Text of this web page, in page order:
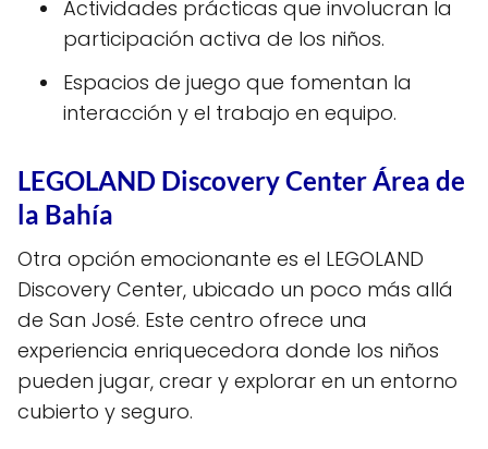
Actividades prácticas que involucran la
participación activa de los niños.
Espacios de juego que fomentan la
interacción y el trabajo en equipo.
LEGOLAND Discovery Center Área de
la Bahía
Otra opción emocionante es el LEGOLAND
Discovery Center, ubicado un poco más allá
de San José. Este centro ofrece una
experiencia enriquecedora donde los niños
pueden jugar, crear y explorar en un entorno
cubierto y seguro.